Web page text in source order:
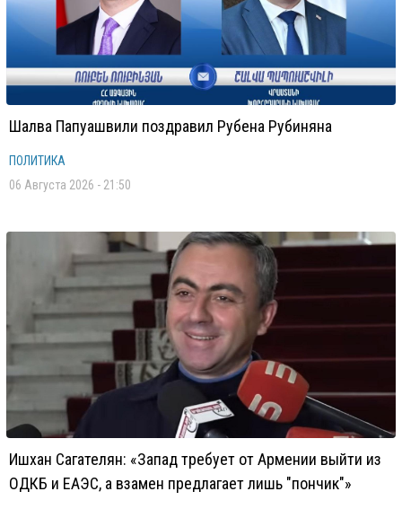
Шалва Папуашвили поздравил Рубена Рубиняна
ПОЛИТИКА
06 Августа 2026 - 21:50
Ишхан Сагателян: «Запад требует от Армении выйти из
ОДКБ и ЕАЭС, а взамен предлагает лишь "пончик"»